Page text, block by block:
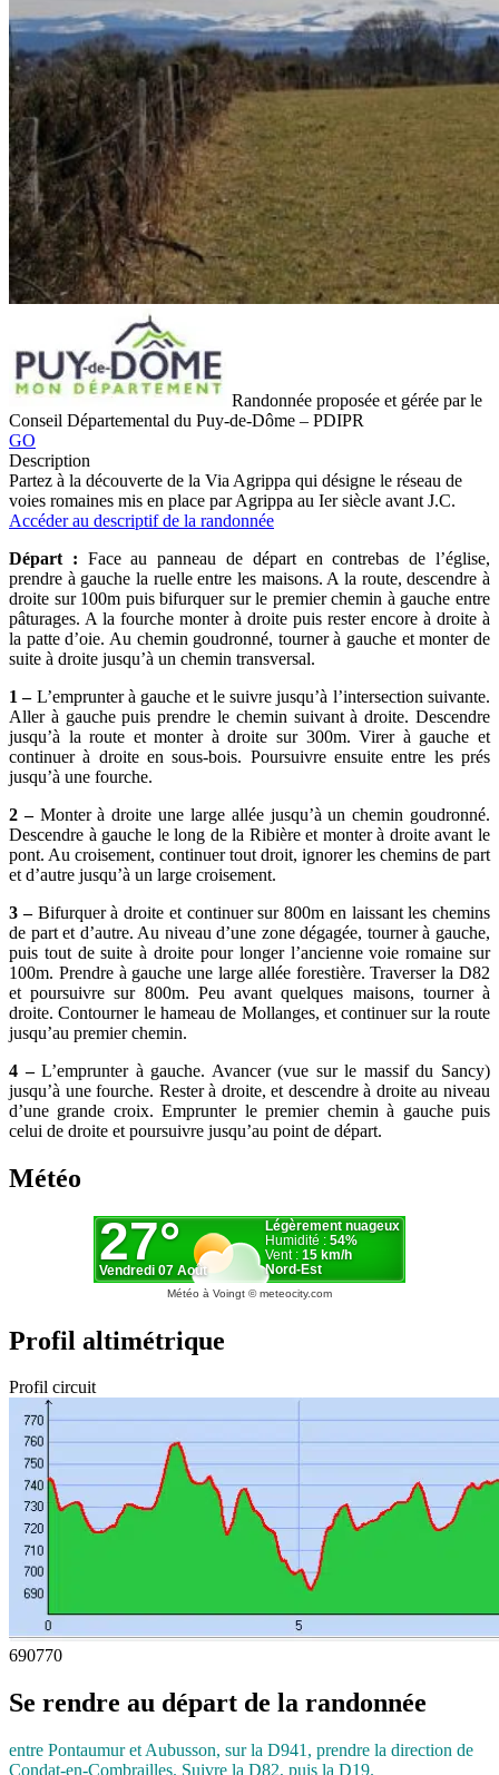
Randonnée proposée et gérée par le
Conseil Départemental du Puy-de-Dôme – PDIPR
GO
Description
Partez à la découverte de la Via Agrippa qui désigne le réseau de
voies romaines mis en place par Agrippa au Ier siècle avant J.C.
Accéder au descriptif de la randonnée
Départ : Face au panneau de départ en contrebas de l’église,
prendre à gauche la ruelle entre les maisons. A la route, descendre à
droite sur 100m puis bifurquer sur le premier chemin à gauche entre
pâturages. A la fourche monter à droite puis rester encore à droite à
la patte d’oie. Au chemin goudronné, tourner à gauche et monter de
suite à droite jusqu’à un chemin transversal.
1 –L’emprunter à gauche et le suivre jusqu’à l’intersection suivante.
Aller à gauche puis prendre le chemin suivant à droite. Descendre
jusqu’à la route et monter à droite sur 300m. Virer à gauche et
continuer à droite en sous-bois. Poursuivre ensuite entre les prés
jusqu’à une fourche.
2 –Monter à droite une large allée jusqu’à un chemin goudronné.
Descendre à gauche le long de la Ribière et monter à droite avant le
pont. Au croisement, continuer tout droit, ignorer les chemins de part
et d’autre jusqu’à un large croisement.
3 –Bifurquer à droite et continuer sur 800m en laissant les chemins
de part et d’autre. Au niveau d’une zone dégagée, tourner à gauche,
puis tout de suite à droite pour longer l’ancienne voie romaine sur
100m. Prendre à gauche une large allée forestière. Traverser la D82
et poursuivre sur 800m. Peu avant quelques maisons, tourner à
droite. Contourner le hameau de Mollanges, et continuer sur la route
jusqu’au premier chemin.
4 –L’emprunter à gauche. Avancer (vue sur le massif du Sancy)
jusqu’à une fourche. Rester à droite, et descendre à droite au niveau
d’une grande croix. Emprunter le premier chemin à gauche puis
celui de droite et poursuivre jusqu’au point de départ.
Météo
Météo à Voingt © meteocity.com
Profil altimétrique
Profil circuit
690770
Se rendre au départ de la randonnée
entre Pontaumur et Aubusson, sur la D941, prendre la direction de
Condat-en-Combrailles. Suivre la D82, puis la D19.